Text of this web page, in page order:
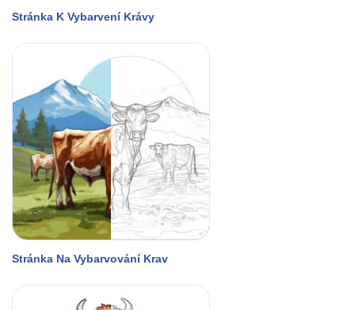
Stránka K Vybarvení Krávy
Stránka Na Vybarvování Krav